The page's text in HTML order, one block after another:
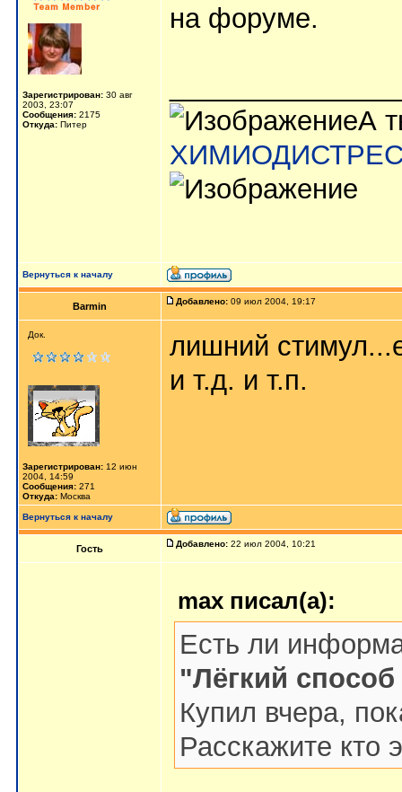
Зарегистрирован: 30 авг
2003, 23:07
Сообщения: 2175
Откуда: Питер
на форуме.
А
Вернуться к началу
Barmin Добавлено: 09 июл 2004, 19:17
Док.
Зарегистрирован: 12 июн
2004, 14:59
Сообщения: 271
Откуда: Москва
лишний
и т.д. и т.п.
Вернуться к началу
Гость Добавлено: 22 июл 2004, 10:21
max писал(а):
Есть ли
"Лёгкий
Купил вчера,
Расскажите кто